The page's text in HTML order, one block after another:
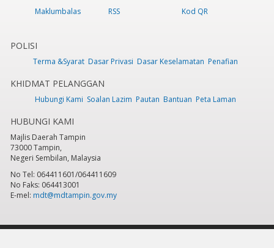
Maklumbalas
RSS Kod QR
POLISI
Terma &Syarat Dasar Privasi Dasar Keselamatan Penafian
KHIDMAT PELANGGAN
Hubungi Kami Soalan Lazim Pautan Bantuan Peta Laman
HUBUNGI KAMI
Majlis Daerah Tampin
73000 Tampin,
Negeri Sembilan, Malaysia
No Tel: 064411601/064411609
No Faks: 064413001
E-mel: mdt@mdtampin.gov.my